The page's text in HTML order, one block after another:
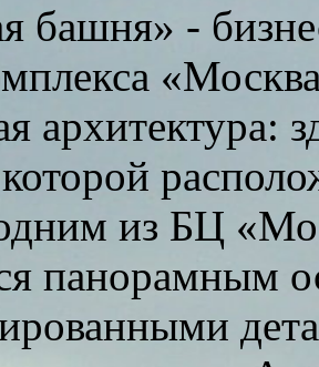
башня» -
архитектура:
из БЦ
панорамным